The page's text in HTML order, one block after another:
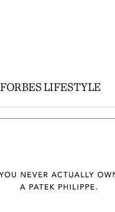
FORBES LIFESTYLE